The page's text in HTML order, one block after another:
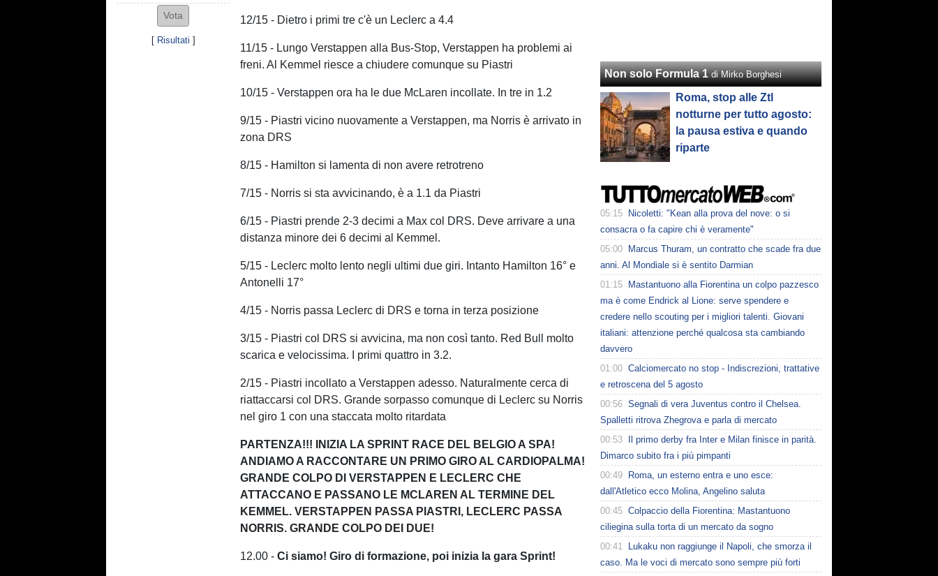
[ Risultati ]
12/15 - Dietro i primi tre c'è un Leclerc a 4.4
11/15 - Lungo Verstappen alla Bus-Stop, Verstappen ha problemi ai
freni. Al Kemmel riesce a chiudere comunque su Piastri
10/15 - Verstappen ora ha le due McLaren incollate. In tre in 1.2
9/15 - Piastri vicino nuovamente a Verstappen, ma Norris è arrivato in
zona DRS
8/15 - Hamilton si lamenta di non avere retrotreno
7/15 - Norris si sta avvicinando, è a 1.1 da Piastri
6/15 - Piastri prende 2-3 decimi a Max col DRS. Deve arrivare a una
distanza minore dei 6 decimi al Kemmel.
5/15 - Leclerc molto lento negli ultimi due giri. Intanto Hamilton 16° e
Antonelli 17°
4/15 - Norris passa Leclerc di DRS e torna in terza posizione
3/15 - Piastri col DRS si avvicina, ma non così tanto. Red Bull molto
scarica e velocissima. I primi quattro in 3.2.
2/15 - Piastri incollato a Verstappen adesso. Naturalmente cerca di
riattaccarsi col DRS. Grande sorpasso comunque di Leclerc su Norris
nel giro 1 con una staccata molto ritardata
PARTENZA!!! INIZIA LA SPRINT RACE DEL BELGIO A SPA!
ANDIAMO A RACCONTARE UN PRIMO GIRO AL CARDIOPALMA!
GRANDE COLPO DI VERSTAPPEN E LECLERC CHE
ATTACCANO E PASSANO LE MCLAREN AL TERMINE DEL
KEMMEL. VERSTAPPEN PASSA PIASTRI, LECLERC PASSA
NORRIS. GRANDE COLPO DEI DUE!
12.00 -Ci siamo! Giro di formazione, poi inizia la gara Sprint!
Non solo Formula 1 di Mirko Borghesi
Roma, stop alle Ztl
notturne per tutto agosto:
la pausa estiva e quando
riparte
05:15
Nicoletti: "Kean alla prova del nove: o si
consacra o fa capire chi è veramente"
05:00
Marcus Thuram, un contratto che scade fra due
anni. Al Mondiale si è sentito Darmian
01:15
Mastantuono alla Fiorentina un colpo pazzesco
ma è come Endrick al Lione: serve spendere e
credere nello scouting per i migliori talenti. Giovani
italiani: attenzione perché qualcosa sta cambiando
davvero
01:00 Calciomercato no stop - Indiscrezioni, trattative
e retroscena del 5 agosto
00:56 Segnali di vera Juventus contro il Chelsea.
Spalletti ritrova Zhegrova e parla di mercato
00:53
Il primo derby fra Inter e Milan finisce in parità.
Dimarco subito fra i più pimpanti
00:49
Roma, un esterno entra e uno esce:
dall'Atletico ecco Molina, Angelino saluta
00:45 Colpaccio della Fiorentina: Mastantuono
ciliegina sulla torta di un mercato da sogno
00:41
Lukaku non raggiunge il Napoli, che smorza il
caso. Ma le voci di mercato sono sempre più forti